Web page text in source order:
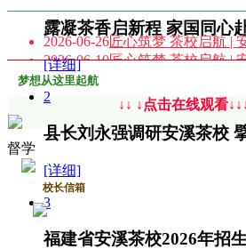
露凝茶香启新程 家国同心
[详细]
2
县长刘永强调研安溪茶校
[详细]
3
福建省安溪茶校2026年招
通知公告
2026-06-26匠心筑梦 茶校启航 |
2026-06-10匠心筑梦 茶校启航 |
2025-02-17
梦想从这里起航
↓↓ ↓点击在线观看
督学
校长信箱